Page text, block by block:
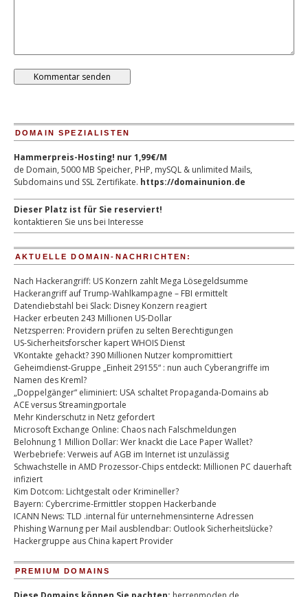
DOMAIN SPEZIALISTEN
Hammerpreis-Hosting! nur 1,99€/M
de Domain, 5000 MB Speicher, PHP, mySQL & unlimited Mails,
Subdomains und SSL Zertifikate. https://domainunion.de
Dieser Platz ist für Sie reserviert!
kontaktieren Sie uns bei Interesse
AKTUELLE DOMAIN-NACHRICHTEN:
Nach Hackerangriff: US Konzern zahlt Mega Lösegeldsumme
Hackerangriff auf Trump-Wahlkampagne – FBI ermittelt
Datendiebstahl bei Slack: Disney Konzern reagiert
Hacker erbeuten 243 Millionen US-Dollar
Netzsperren: Providern prüfen zu selten Berechtigungen
US-Sicherheitsforscher kapert WHOIS Dienst
VKontakte gehackt? 390 Millionen Nutzer kompromittiert
Geheimdienst-Gruppe „Einheit 29155“ : nun auch Cyberangriffe im
Namen des Kreml?
„Doppelgänger“ eliminiert: USA schaltet Propaganda-Domains ab
ACE versus Streamingportale
Mehr Kinderschutz in Netz gefordert
Microsoft Exchange Online: Chaos nach Falschmeldungen
Belohnung 1 Million Dollar: Wer knackt die Lace Paper Wallet?
Werbebriefe: Verweis auf AGB im Internet ist unzulässig
Schwachstelle in AMD Prozessor-Chips entdeckt: Millionen PC dauerhaft
infiziert
Kim Dotcom: Lichtgestalt oder Krimineller?
Bayern: Cybercrime-Ermittler stoppen Hackerbande
ICANN News: TLD .internal für unternehmensinterne Adressen
Phishing Warnung per Mail ausblendbar: Outlook Sicherheitslücke?
Hackergruppe aus China kapert Provider
PREMIUM DOMAINS